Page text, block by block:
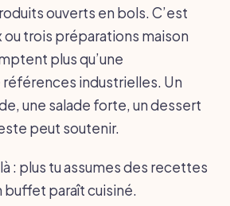
ouverts en bols. C’est
ou trois préparations maison
plus qu’une
industrielles. Un
une salade forte, un dessert
peut soutenir.
: plus tu assumes des recettes
paraît cuisiné.